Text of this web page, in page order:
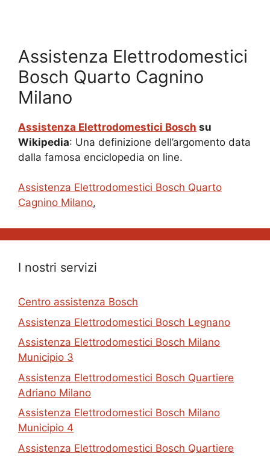
Assistenza Elettrodomestici
Bosch Quarto Cagnino
Milano
Assistenza Elettrodomestici Bosch su
Wikipedia: Una definizione dell’argomento data
dalla famosa enciclopedia on line.
Assistenza Elettrodomestici Bosch Quarto
Cagnino Milano,
I nostri servizi
Centro assistenza Bosch
Assistenza Elettrodomestici Bosch Legnano
Assistenza Elettrodomestici Bosch Milano
Municipio 3
Assistenza Elettrodomestici Bosch Quartiere
Adriano Milano
Assistenza Elettrodomestici Bosch Milano
Municipio 4
Assistenza Elettrodomestici Bosch Quartiere